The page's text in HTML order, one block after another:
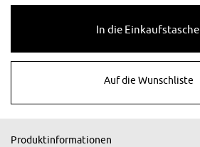
In die Einkaufstasche
Auf die Wunschliste
Produktinformationen